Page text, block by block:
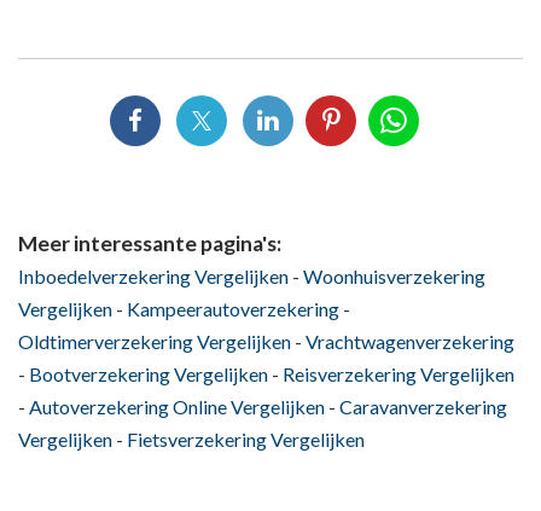
Meer interessante pagina's:
Inboedelverzekering Vergelijken - Woonhuisverzekering
Vergelijken - Kampeerautoverzekering -
Oldtimerverzekering Vergelijken - Vrachtwagenverzekering
- Bootverzekering Vergelijken - Reisverzekering Vergelijken
- Autoverzekering Online Vergelijken - Caravanverzekering
Vergelijken - Fietsverzekering Vergelijken